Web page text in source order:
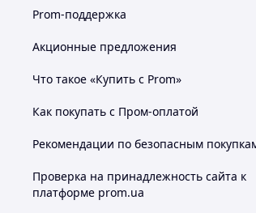
СВЕТЛО РОЗОВЫЙ
Prom-поддержка
Акционные предложения
Что такое «Купить с Prom»
Как покупать с Пром-оплатой
Рекомендации по безопасным
Проверка на принадлежность сайта к
платформе prom.ua